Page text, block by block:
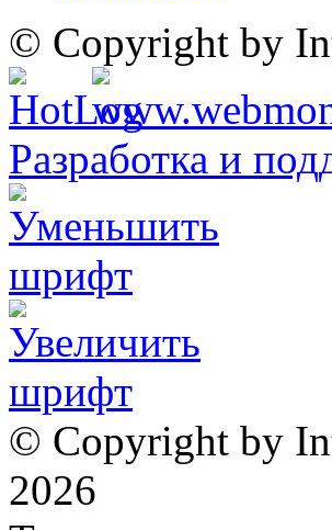
© Copyright by
Разработка и
© Copyright by
2026